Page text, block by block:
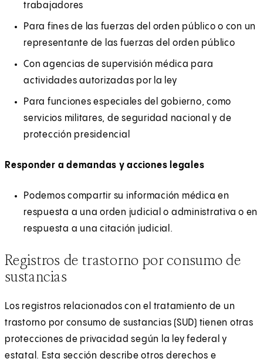
trabajadores
Para fines de las fuerzas del orden público o con un
representante de las fuerzas del orden público
Con agencias de supervisión médica para
actividades autorizadas por la ley
Para funciones especiales del gobierno, como
servicios militares, de seguridad nacional y de
protección presidencial
Responder a demandas y acciones legales
Podemos compartir su información médica en
respuesta a una orden judicial o administrativa o en
respuesta a una citación judicial.
Registros de trastorno por consumo de
sustancias
Los registros relacionados con el tratamiento de un
trastorno por consumo de sustancias (SUD) tienen otras
protecciones de privacidad según la ley federal y
estatal. Esta sección describe otros derechos e